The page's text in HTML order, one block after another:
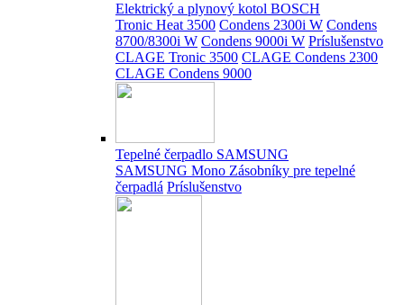
Elektrický a plynový kotol BOSCH
Tronic Heat 3500 Condens 2300i W Condens
8700/8300i W Condens 9000i W Príslušenstvo
CLAGE Tronic 3500 CLAGE Condens 2300
CLAGE Condens 9000
Tepelné čerpadlo SAMSUNG
SAMSUNG Mono Zásobníky pre tepelné
čerpadlá Príslušenstvo